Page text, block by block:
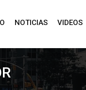
NOTICIAS VIDEOS